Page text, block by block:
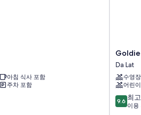
아침 식사 포함
주차 포함
Hotel
Da
Lat
Da Lat
수영장
어린
10
점
9.6 최
이용